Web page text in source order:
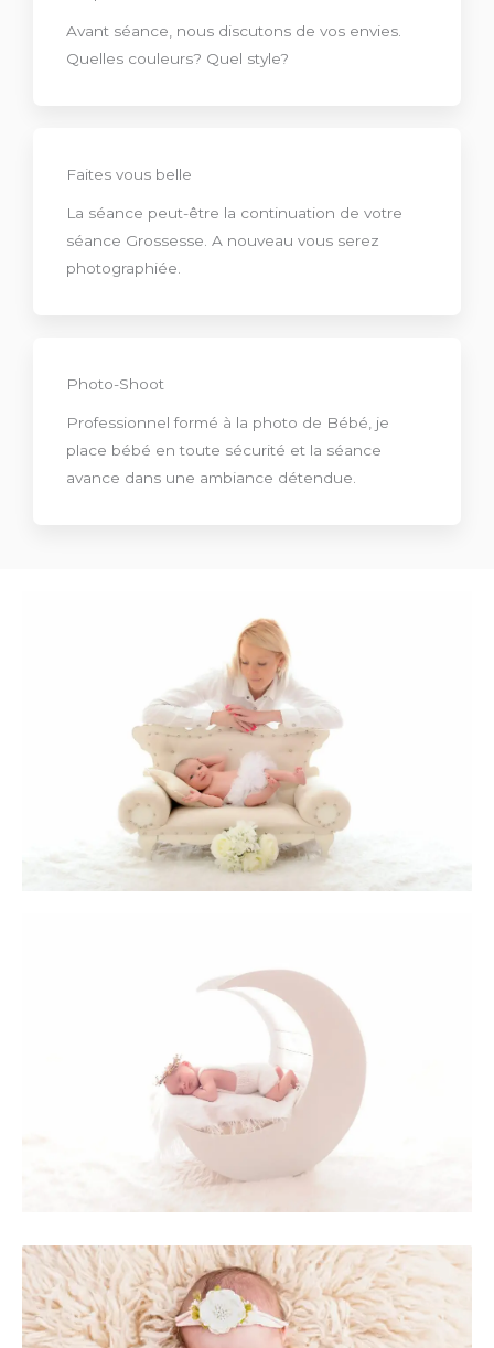
Avant séance, nous discutons de vos envies.
Quelles couleurs? Quel style?
Faites vous belle
La séance peut-être la continuation de votre
séance Grossesse. A nouveau vous serez
photographiée.
Photo-Shoot
Professionnel formé à la photo de Bébé, je
place bébé en toute sécurité et la séance
avance dans une ambiance détendue.